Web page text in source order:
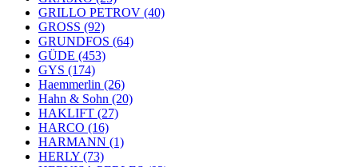
GRILLO PETROV (40)
GROSS (92)
GRUNDFOS (64)
GÜDE (453)
GYS (174)
Haemmerlin (26)
Hahn & Sohn (20)
HAKLIFT (27)
HARCO (16)
HARMANN (1)
HERLY (73)